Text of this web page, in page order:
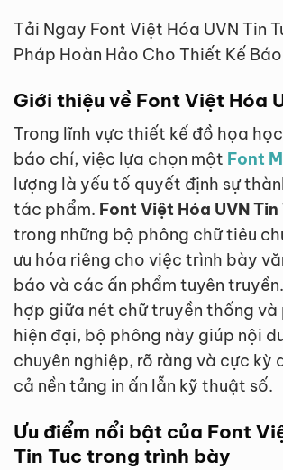
Tải Ngay Font Việt Hóa UVN Tin
Pháp Hoàn Hảo Cho Thiết Kế
Giới thiệu về Font Việt Hóa
Trong lĩnh vực thiết kế đồ họa
báo chí, việc lựa chọn một Font
lượng là yếu tố quyết định sự
tác phẩm. Font Việt Hóa UVN Tin
trong những bộ phông chữ tiêu
ưu hóa riêng cho việc trình bày
báo và các ấn phẩm tuyên
hợp giữa nét chữ truyền thống
hiện đại, bộ phông này giúp nội
chuyên nghiệp, rõ ràng và cực kỳ
cả nền tảng in ấn lẫn kỹ thuật số.
Ưu điểm nổi bật của Font
Tin Tuc trong trình bày